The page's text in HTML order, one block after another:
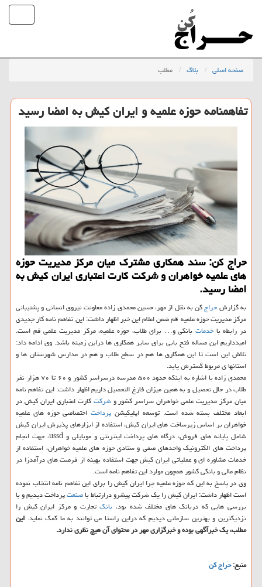
صفحه اصلی بلاگ مطلب
تفاهمنامه حوزه علمیه و ایران كیش به امضا رسید
حراج كن: سند همكاری مشترك میان مركز مدیریت حوزه
های علمیه خواهران و شركت كارت اعتباری ایران كیش به
امضا رسید.
به گزارشحراجكن به نقل از مهر، حسین محمدی زاده معاونت نیروی انسانی و پشتیبانی
مركز مدیریت حوزه علمیه قم ضمن اعلام این خبر اظهار داشت: این تفاهم نامه كار جدیدی
در رابطه با خدماتبانكی و… برای طلاب، حوزه علمیه، مركز مدیریت علمی قم است.
امیدداریم این مساله فتح بابی برای سایر همكاری ها دراین زمینه باشد. وی ادامه داد:
تلاش این است تا این همكاری ها هم در سطح طلاب و هم در مدارس شهرستان ها و
استانها ی مربوط گسترش یابد.
محمدی زاده با اشاره به اینكه حدود ۵۰۰ مدرسه درسراسر كشور و ۶۰ تا ۷۰ هزار نفر
طلاب در حال تحصیل و به همین میزان فارغ التحصیل داریم اظهار داشت: این تفاهم نامه
میان مركز مدیریت علمی خواهران سراسر كشور وشركتكارت اعتباری ایران كیش در
ابعاد مختلف بسته شده است. توسعه اپلیكیشن پرداختاختصاصی حوزه های علمیه
خواهران بر اساس زیرساخت های ایران كیش، استفاده از ابزارهای پذیرش ایران كیش
شامل پایانه های فروش، درگاه های پرداخت اینترنتی و موبایلی و ussd، جهت انجام
پرداخت های الكترونیك واحدهای صفی و ستادی حوزه های علمیه خواهران، استفاده از
خدمات مشاوره ای و عملیاتی ایران كیش جهت استفاده بهینه از فرصت های درآمدزا در
نظام مالی و بانكی كشور همچون موارد این تفاهم نامه است.
وی در پاسخ به این كه حوزه علمیه چرا ایران كیش را برای این تفاهم نامه انتخاب نموده
است اظهار داشت: ایران كیش را یك شركت پیشرو درارتباط باصنعتپرداخت دیدیم و با
بررسی هایی كه دربانك های مختلف شده بود، بانكتجارت و مركز ایران كیش را
نزدیكترین و بهترین سازمانی دیدیم كه دراین راستا می توانند به ما كمك نماید. این
مطلب، یك خبرآگهی بوده و خبرگزاری مهر در محتوای آن هیچ نظری ندارد.
منبع:حراج كن